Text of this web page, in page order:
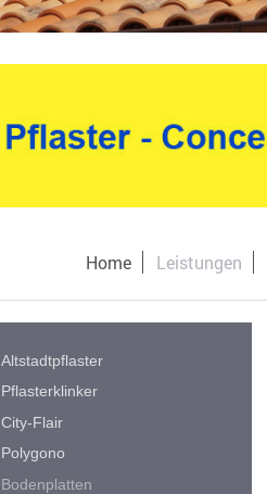
Home Leistungen
Altstadtpflaster
Pflasterklinker
City-Flair
Polygono
Bodenplatten